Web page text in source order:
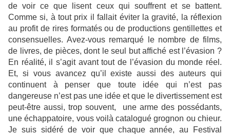
de voir ce que lisent ceux qui souffrent et se battent.
Comme si, à tout prix il fallait éviter la gravité, la réflexion
au profit de rires formatés ou de productions gentillettes et
consensuelles. Avez-vous remarqué le nombre de films,
de livres, de pièces, dont le seul but affiché est l’évasion ?
En réalité, il s’agit avant tout de l’évasion du monde réel.
Et, si vous avancez qu’il existe aussi des auteurs qui
continuent à penser que toute idée qui n’est pas
dangereuse n’est pas une idée et que le divertissement est
peut-être aussi, trop souvent, une arme des possédants,
une échappatoire, vous voilà catalogué grognon ou chieur.
Je suis sidéré de voir que chaque année, au Festival